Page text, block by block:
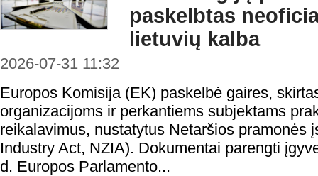
paskelbtas
lietuvių kalba
2026-07-31 11:32
Europos Komisija (EK) paskelbė gaires,
organizacijoms ir perkantiems subjektams
reikalavimus, nustatytus Netaršios pramonės
Industry Act, NZIA). Dokumentai parengti
d. Europos Parlamento...